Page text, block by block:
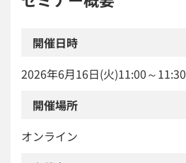
開催日時
2026年6月16日(火)11:00～11:30
開催場所
オンライン